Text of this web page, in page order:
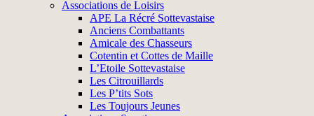
Associations de Loisirs
APE La Récré Sottevastaise
Anciens Combattants
Amicale des Chasseurs
Cotentin et Cottes de Maille
L’Etoile Sottevastaise
Les Citrouillards
Les P’tits Sots
Les Toujours Jeunes